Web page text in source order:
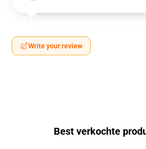
Write your review
Best verkochte